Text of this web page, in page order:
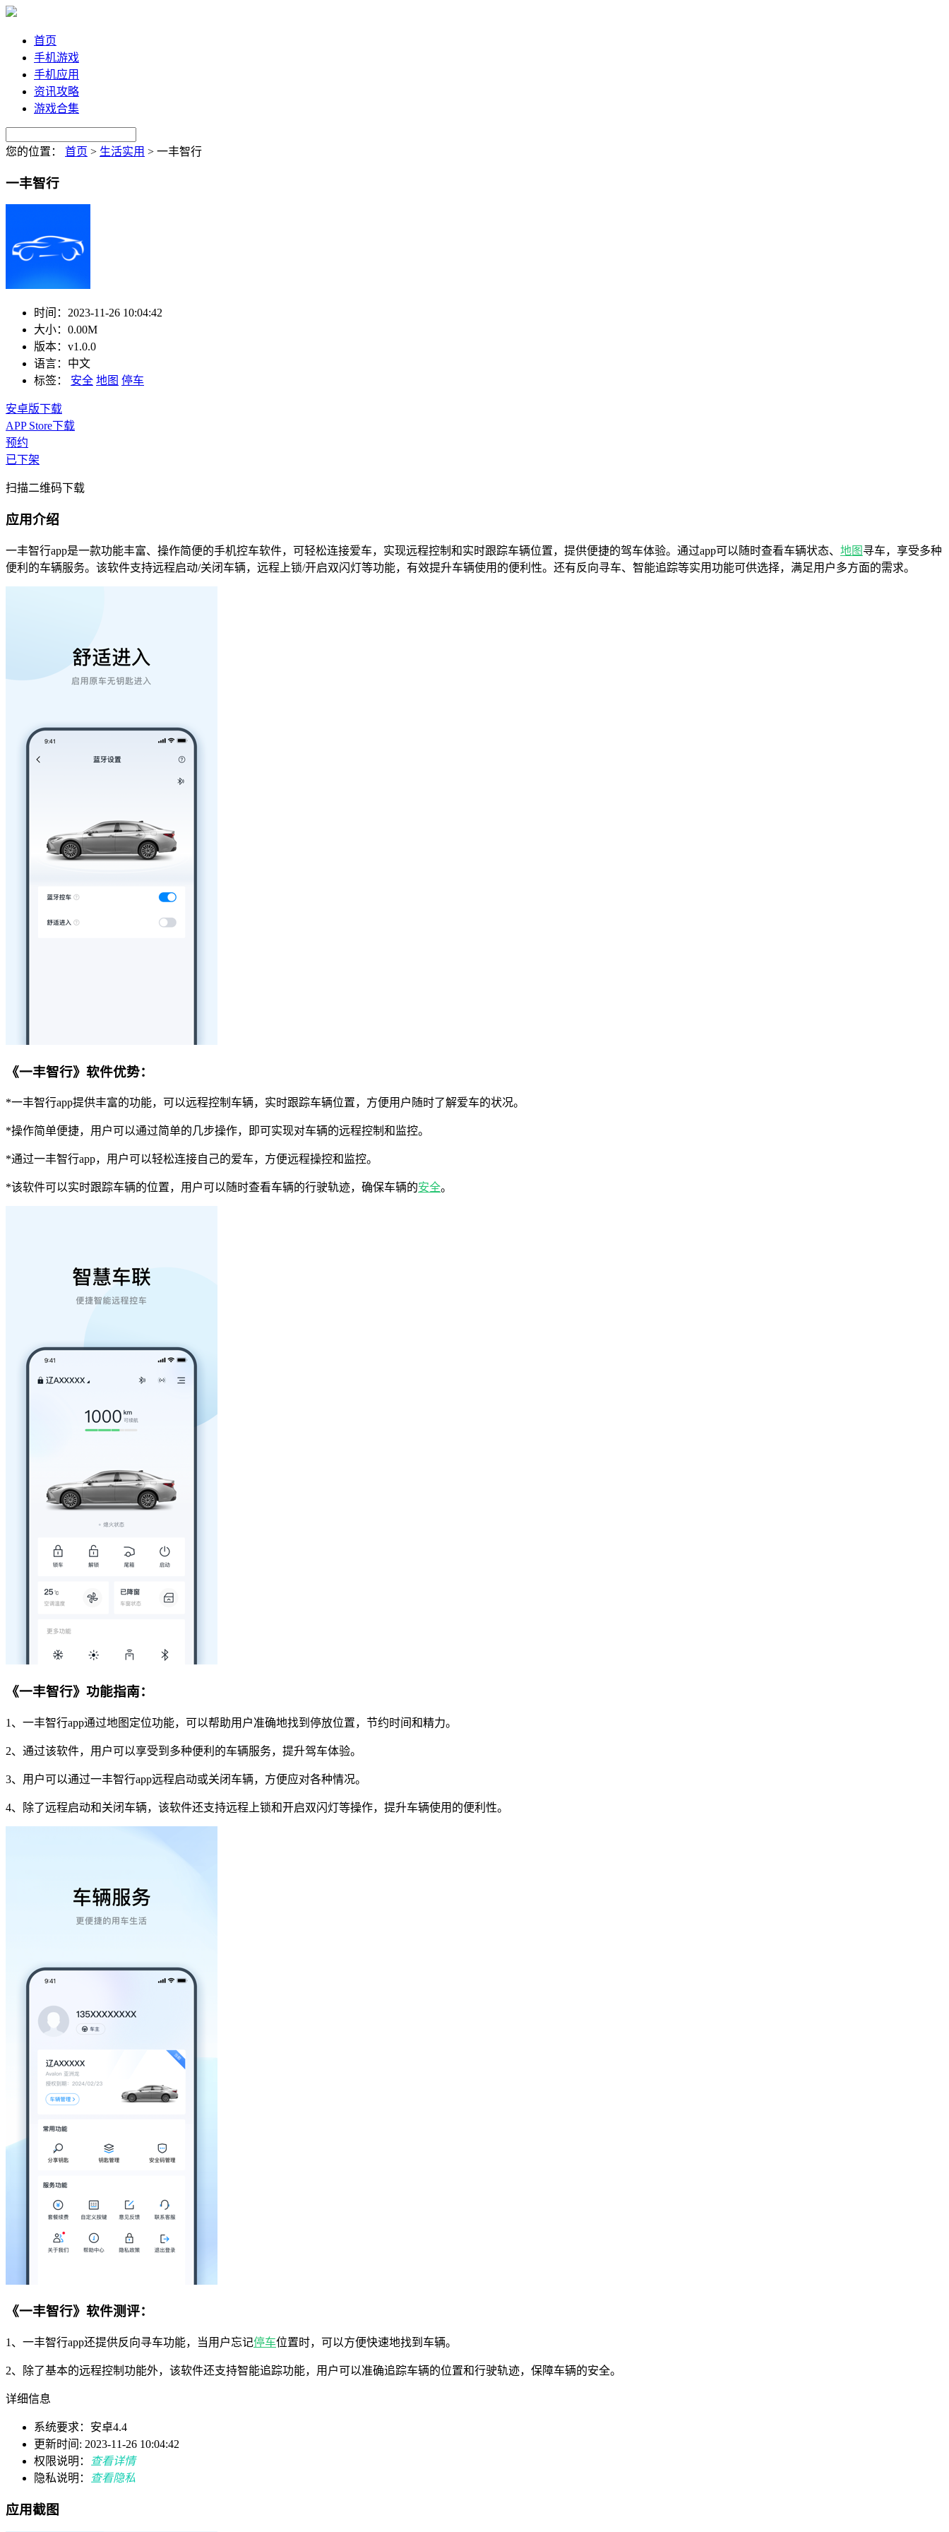
首页
手机游戏
手机应用
资讯攻略
游戏合集
您的位置： 首页 > 生活实用 > 一丰智行
一丰智行
时间： 2023-11-26 10:04:42
大小： 0.00M
版本： v1.0.0
语言： 中文
标签：
安全 地图 停车
安卓版下载
APP Store下载
预约
已下架
扫描二维码下载
应用介绍
一丰智行app是一款功能丰富、操作简便的手机控车软件，可轻松连接爱车，实现远程控制和实时跟踪车辆位置，提供便捷的驾车体验。通过app可以随时查看车辆状态、 地图 寻车，享受多种
便利的车辆服务。该软件支持远程启动/关闭车辆，远程上锁/开启双闪灯等功能，有效提升车辆使用的便利性。还有反向寻车、智能追踪等实用功能可供选择，满足用户多方面的需求。
《一丰智行》软件优势：
*一丰智行app提供丰富的功能，可以远程控制车辆，实时跟踪车辆位置，方便用户随时了解爱车的状况。
*操作简单便捷，用户可以通过简单的几步操作，即可实现对车辆的远程控制和监控。
*通过一丰智行app，用户可以轻松连接自己的爱车，方便远程操控和监控。
*该软件可以实时跟踪车辆的位置，用户可以随时查看车辆的行驶轨迹，确保车辆的安全。
《一丰智行》功能指南：
1、一丰智行app通过地图定位功能，可以帮助用户准确地找到停放位置，节约时间和精力。
2、通过该软件，用户可以享受到多种便利的车辆服务，提升驾车体验。
3、用户可以通过一丰智行app远程启动或关闭车辆，方便应对各种情况。
4、除了远程启动和关闭车辆，该软件还支持远程上锁和开启双闪灯等操作，提升车辆使用的便利性。
《一丰智行》软件测评：
1、一丰智行app还提供反向寻车功能，当用户忘记停车位置时，可以方便快速地找到车辆。
2、除了基本的远程控制功能外，该软件还支持智能追踪功能，用户可以准确追踪车辆的位置和行驶轨迹，保障车辆的安全。
详细信息
系统要求：安卓4.4
更新时间: 2023-11-26 10:04:42
权限说明：
查看详情
隐私说明：
查看隐私
应用截图